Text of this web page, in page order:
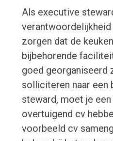
Als executive
zorgen dat de
bijbehorende
goed georganiseerd
solliciteren naar een
steward, moet je
overtuigend cv
voorbeeld cv